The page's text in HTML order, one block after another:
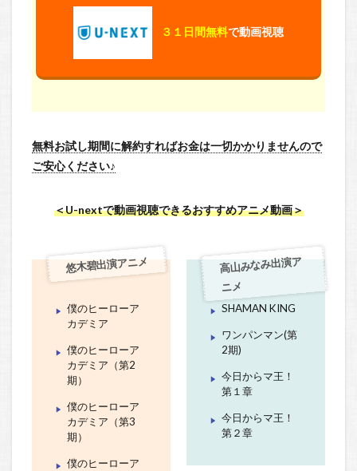
３１日間無料で動画視聴
無料お試し期間に解約すればお金は一切かかりませんので
ご安心ください♪
＜U-nextで動画視聴できるおすすめアニメ動画＞
悠木碧出演アニメ
僕のヒーローア
カデミア
僕のヒーローア
カデミア（第2
期）
僕のヒーローア
カデミア（第3
期）
僕のヒーローア
高山みなみ出演ア
ニメ
SHAMAN KING
ワンパンマン(第
2期)
今日からマ王！
第１章
今日からマ王！
第２章